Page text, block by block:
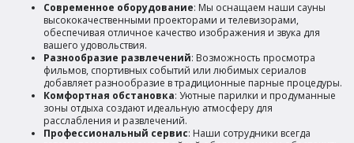
Современное оборудование: Мы оснащаем наши сауны
высококачественными проекторами и телевизорами,
обеспечивая отличное качество изображения и звука для
вашего удовольствия.
Разнообразие развлечений: Возможность просмотра
фильмов, спортивных событий или любимых сериалов
добавляет разнообразие в традиционные парные процедуры.
Комфортная обстановка: Уютные парилки и продуманные
зоны отдыха создают идеальную атмосферу для
расслабления и развлечений.
Профессиональный сервис: Наши сотрудники всегда